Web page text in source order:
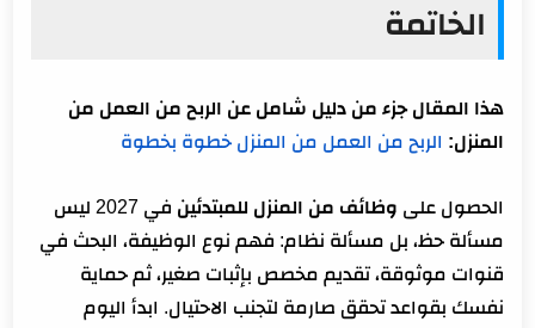
الخاتمة
هذا المقال جزء من دليل شامل عن الربح من العمل من
المنزل: الربح من العمل من المنزل خطوة بخطوة
الحصول على وظائف من المنزل للمبتدئين
في 2027 ليس
مسألة حظ، بل مسألة نظام: فهم نوع الوظيفة، البحث في
قنوات موثوقة، تقديم مخصص بإثبات صغير، ثم حماية
نفسك بقواعد تحقق صارمة لتجنب الاحتيال. ابدأ اليوم